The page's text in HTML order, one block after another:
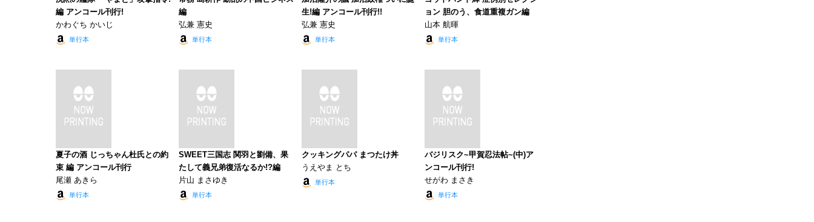
編 アンコール刊行!
かわぐち かいじ
単行本
編
弘兼 憲史
単行本
生!編 アンコール刊行!!
弘兼 憲史
単行本
ョン 胆のう、食道重複ガン編
山本 航暉
単行本
夏子の酒 じっちゃん杜氏との約
束 編 アンコール刊行
尾瀬 あきら
単行本
SWEET三国志 関羽と劉備、果
たして義兄弟復活なるか!?編
片山 まさゆき
単行本
クッキングパパ まつたけ丼
うえやま とち
単行本
バジリスク~甲賀忍法帖~(中)ア
ンコール刊行!
せがわ まさき
単行本